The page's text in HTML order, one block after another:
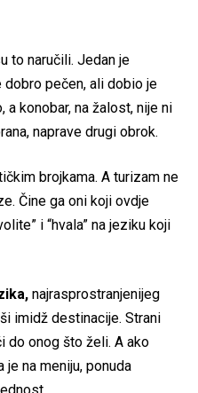
to naručili. Jedan je
pečen, ali dobio je
konobar, na žalost, nije ni
naprave drugi obrok.
brojkama. A turizam ne
Čine ga oni koji ovdje
i “hvala” na jeziku koji
najrasprostranjenijeg
imidž destinacije. Strani
do onog što želi. A ako
na meniju, ponuda